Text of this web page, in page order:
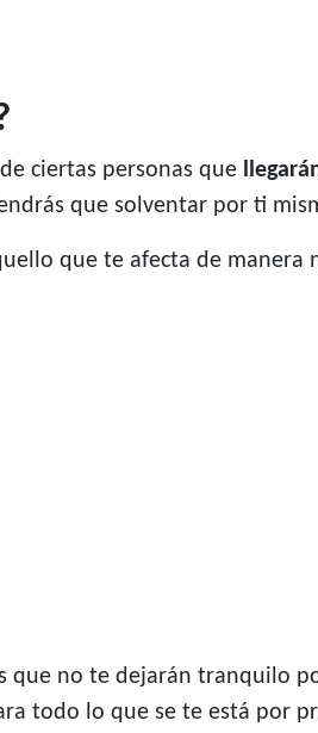
ciertas personas que
que solventar por ti
que te afecta de manera
que no te dejarán tranquilo
todo lo que se te está por